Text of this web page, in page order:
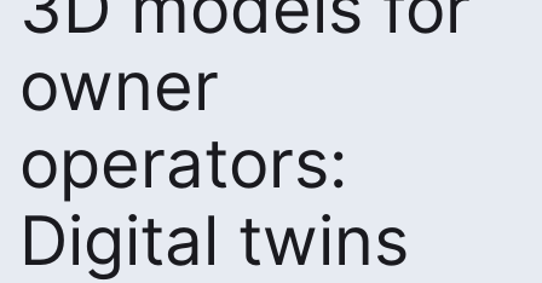
owner
operators:
Digital twins